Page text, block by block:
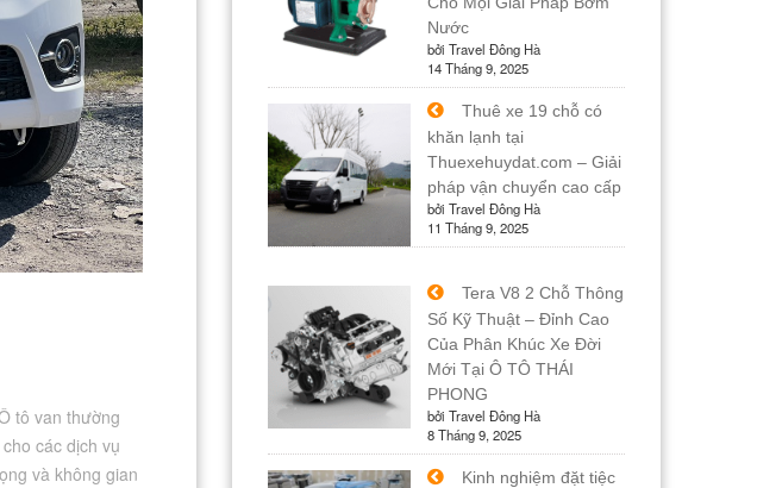
tô van thường
các dịch vụ
và không gian
Nước
bởi Travel Đông Hà
14 Tháng 9, 2025
Thuê xe 19 chỗ có
khăn lạnh tại
Thuexehuydat.com – Giải
pháp vận chuyển cao cấp
bởi Travel Đông Hà
11 Tháng 9, 2025
Tera V8 2 Chỗ Thông
Số Kỹ Thuật – Đỉnh Cao
Của Phân Khúc Xe Đời
Mới Tại Ô TÔ THÁI
PHONG
bởi Travel Đông Hà
8 Tháng 9, 2025
Kinh nghiệm đặt tiệc